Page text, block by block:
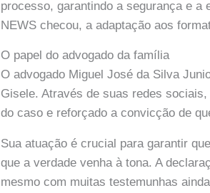
processo, garantindo a segurança e a
NEWS checou, a adaptação aos
O papel do advogado da família
O advogado Miguel José da Silva
Gisele. Através de suas redes
do caso e reforçado a convicção de
Sua atuação é crucial para garantir
que a verdade venha à tona. A
mesmo com muitas testemunhas